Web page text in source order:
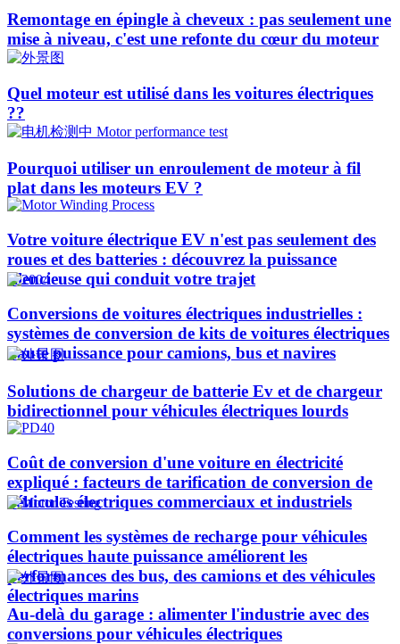
Remontage en épingle à cheveux : pas seulement une
mise à niveau, c'est une refonte du cœur du moteur
Quel moteur est utilisé dans les voitures électriques
??​​
Pourquoi utiliser un enroulement de moteur à fil
plat dans les moteurs EV ?
Votre voiture électrique EV n'est pas seulement des
roues et des batteries : découvrez la puissance
silencieuse qui conduit votre trajet
Conversions de voitures électriques industrielles :
systèmes de conversion de kits de voitures électriques
haute puissance pour camions, bus et navires
Solutions de chargeur de batterie Ev et de chargeur
bidirectionnel pour véhicules électriques lourds
Coût de conversion d'une voiture en électricité
expliqué : facteurs de tarification de conversion de
véhicules électriques commerciaux et industriels
Comment les systèmes de recharge pour véhicules
électriques haute puissance améliorent les
performances des bus, des camions et des véhicules
électriques marins
Au-delà du garage : alimenter l'industrie avec des
conversions pour véhicules électriques